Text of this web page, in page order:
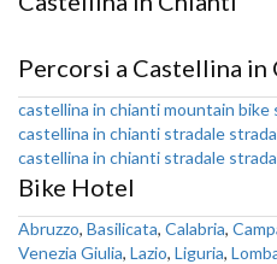
Percorsi a Castellina in
castellina in chianti mountain bike
castellina in chianti stradale
castellina in chianti stradale
Bike Hotel
Abruzzo, Basilicata, Calabria,
Venezia Giulia, Lazio, Liguria,